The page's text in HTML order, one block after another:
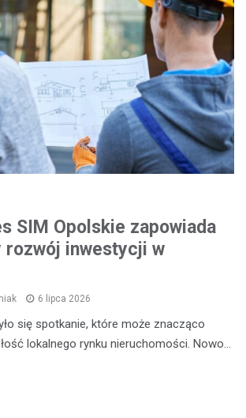
SIM Opolskie zapowiada
rozwój inwestycji w
6 lipca 2026
się spotkanie, które może znacząco
lokalnego rynku nieruchomości. Nowo…